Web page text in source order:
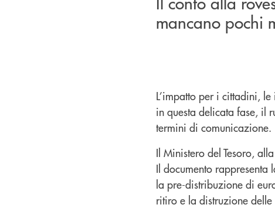
mancano pochi
L’impatto per i cittadini,
in questa delicata fase, il
termini di comunicazione.
Il Ministero del Tesoro,
Il documento rappresenta
la pre-distribuzione di
ritiro e la distruzione delle